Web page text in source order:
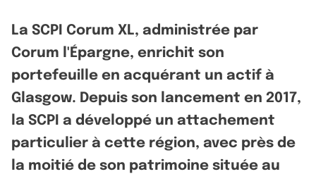
La SCPI Corum XL, administrée par
Corum l'Épargne, enrichit son
portefeuille en acquérant un actif à
Glasgow. Depuis son lancement en 2017,
la SCPI a développé un attachement
particulier à cette région, avec près de
la moitié de son patrimoine située au